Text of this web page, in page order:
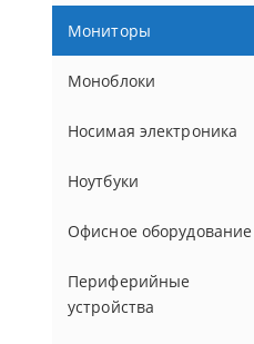
Мониторы
Моноблоки
Носимая электроника
Ноутбуки
Офисное оборудование
Периферийные
устройства